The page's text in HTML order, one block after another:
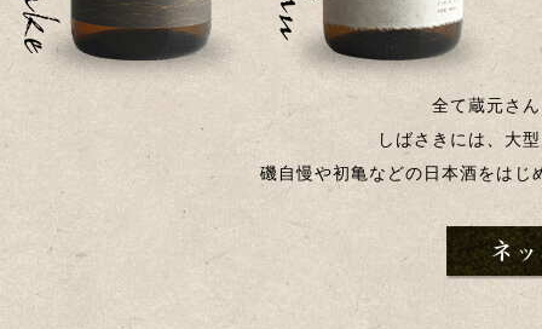
全て蔵元さ
しばさきには、大
磯自慢や初亀などの日本酒をはじ